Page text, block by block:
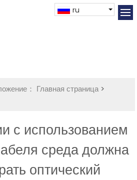
ru
： Главная страница>
с использованием
среда должна
оптический